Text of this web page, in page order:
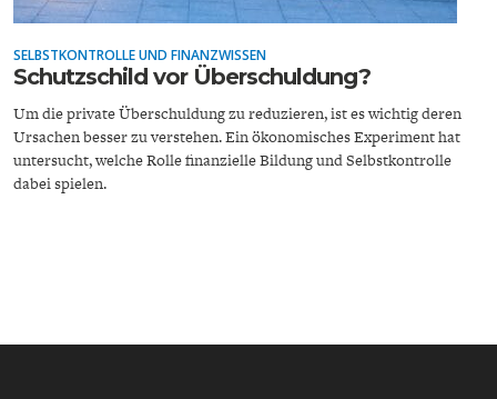
INDUSTRIEPOLITIK
ENERGIE & UMWELT
SELBSTKONTROLLE UND FINANZWISSEN
Schutzschild vor Überschuldung?
Um die private Überschuldung zu reduzieren, ist es wichtig deren
Ursachen besser zu verstehen. Ein ökonomisches Experiment hat
untersucht, welche Rolle finanzielle Bildung und Selbstkontrolle
dabei spielen.